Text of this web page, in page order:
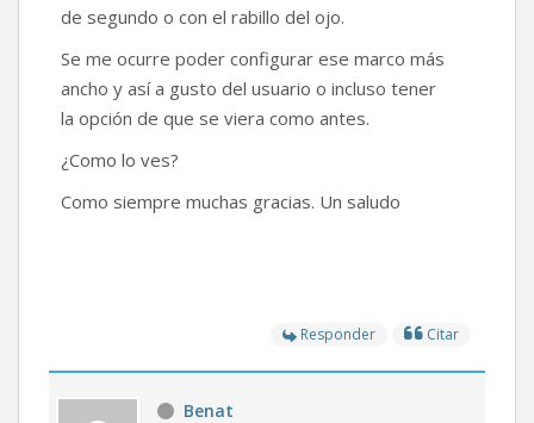
de segundo o con el rabillo del ojo.
Se me ocurre poder configurar ese marco más
ancho y así a gusto del usuario o incluso tener
la opción de que se viera como antes.
¿Como lo ves?
Como siempre muchas gracias. Un saludo
Responder Citar
Benat